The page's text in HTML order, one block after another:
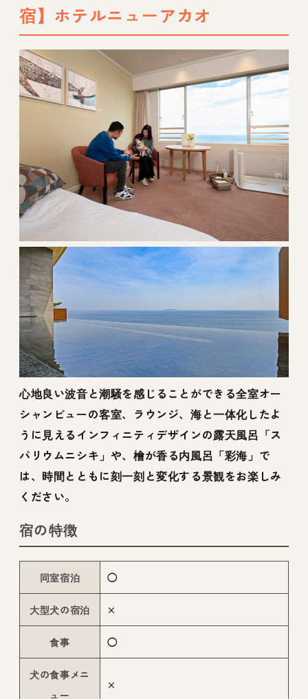
宿】ホテルニューアカオ
心地良い波音と潮騒を感じることができる全室オー
シャンビューの客室、ラウンジ、海と一体化したよ
うに見えるインフィニティデザインの露天風呂「ス
パリウムニシキ」や、檜が香る内風呂「彩海」で
は、時間とともに刻一刻と変化する景観をお楽しみ
ください。
宿の特徴
同室宿泊 ◯
大型犬の宿泊 ×
食事 ◯
犬の食事メニ
ュー
×